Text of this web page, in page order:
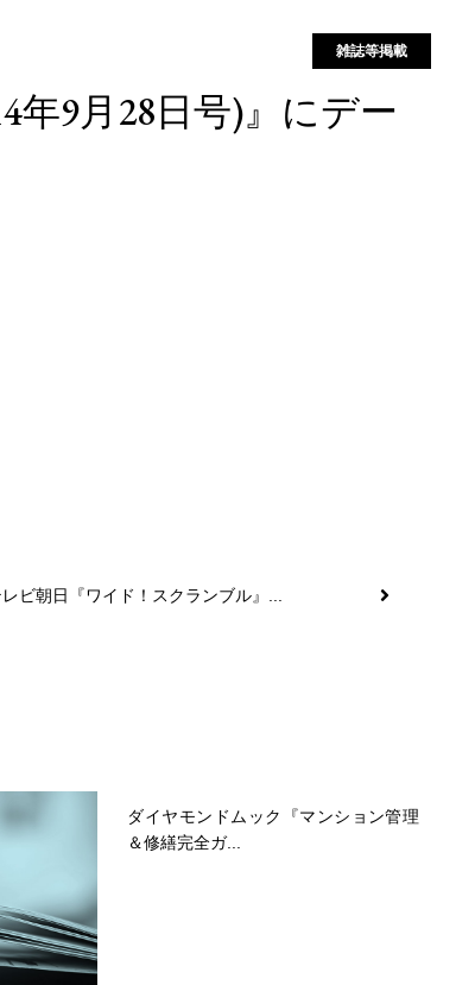
雑誌等掲載
9月28日号)』にデー
ビ朝日『ワイド！スクランブル』...
ダイヤモンドムック『マンション管理
＆修繕完全ガ...